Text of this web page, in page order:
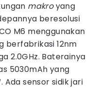
makroyang
beresolusi
M6 menggunakan
berfabrikasi 12nm
2.0GHz. Baterainya
5030mAh yang
Ada sensor sidik jari